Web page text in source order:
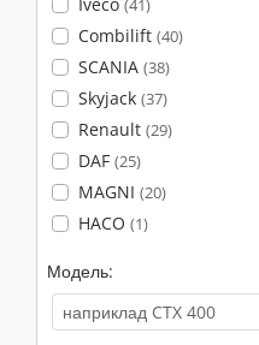
(41)
Combilift (40)
SCANIA (38)
Skyjack (37)
Renault (29)
DAF (25)
MAGNI (20)
HACO (1)
Модель: